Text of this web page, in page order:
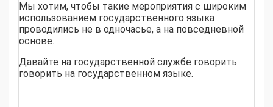
Мы хотим, чтобы такие мероприятия с широким
использованием государственного языка
проводились не в одночасье, а на повседневной
основе.
Давайте на государственной службе говорить
говорить на государственном языке.